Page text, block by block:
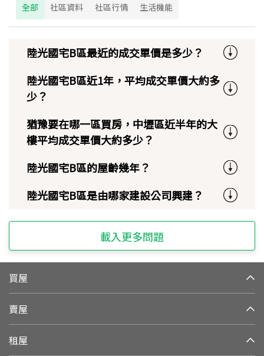
全部 社區資料 社區行情 生活機能
陸光國宅B區最近的成交單價是多少？
陸光國宅B區近1年，平均成交單價大約多
少？
猶豫要在哪一區買房，中壢區近半年的大
樓平均成交單價大約多少？
陸光國宅B區的屋齡幾年？
陸光國宅B區是由哪家建設公司興建？
載入更多問題
買屋
賣屋
租屋